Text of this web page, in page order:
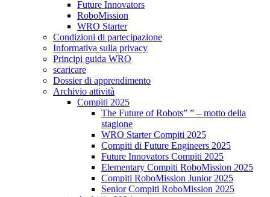
Future Innovators
RoboMission
WRO Starter
Condizioni di partecipazione
Informativa sulla privacy
Principi guida WRO
scaricare
Dossier di apprendimento
Archivio attività
Compiti 2025
The Future of Robots” ” – motto della
stagione
WRO Starter Compiti 2025
Compiti di Future Engineers 2025
Future Innovators Compiti 2025
Elementary Compiti RoboMission 2025
Compiti RoboMission Junior 2025
Senior Compiti RoboMission 2025